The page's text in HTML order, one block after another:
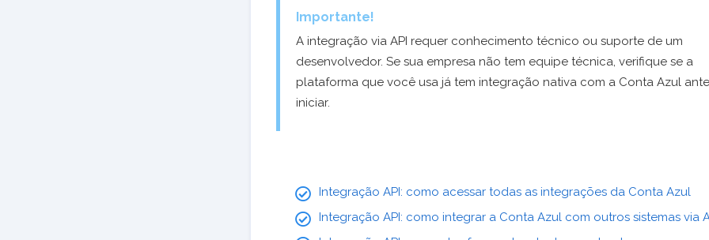
Importante!
A integração via API requer conhecimento técnico ou suporte de um
desenvolvedor. Se sua empresa não tem equipe técnica, verifique se a
plataforma que você usa já tem integração nativa com a Conta Azul
iniciar.
Integração API: como acessar todas as integrações da Conta Azul
Integração API: como integrar a Conta Azul com outros sistemas via